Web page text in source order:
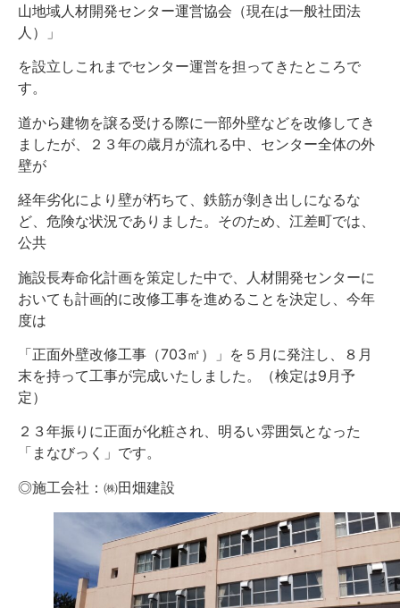
山地域人材開発センター運営協会（現在は一般社団法
人）」
を設立しこれまでセンター運営を担ってきたところで
す。
道から建物を譲る受ける際に一部外壁などを改修してき
ましたが、２３年の歳月が流れる中、センター全体の外
壁が
経年劣化により壁が朽ちて、鉄筋が剝き出しになるな
ど、危険な状況でありました。そのため、江差町では、
公共
施設長寿命化計画を策定した中で、人材開発センターに
おいても計画的に改修工事を進めることを決定し、今年
度は
「正面外壁改修工事（703㎡）」を５月に発注し、８月
末を持って工事が完成いたしました。（検定は9月予
定）
２３年振りに正面が化粧され、明るい雰囲気となった
「まなびっく」です。
◎施工会社：㈱田畑建設